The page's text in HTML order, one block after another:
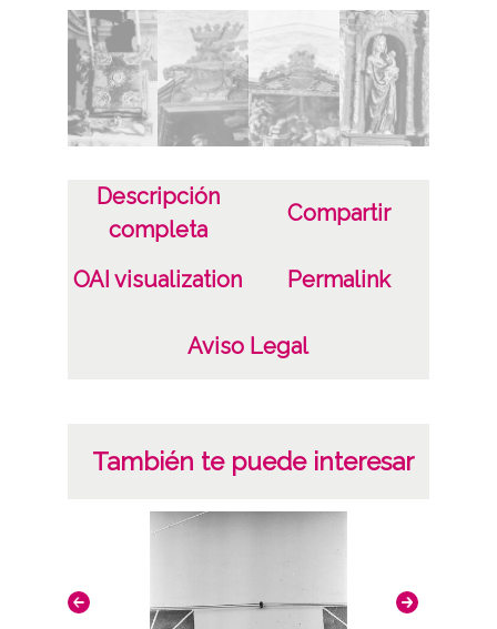
Licencia de las imágenes
CC BY-NC-SA 4.0
Descripción
completa
Compartir
OAI visualization Permalink
Aviso Legal
También te puede interesar